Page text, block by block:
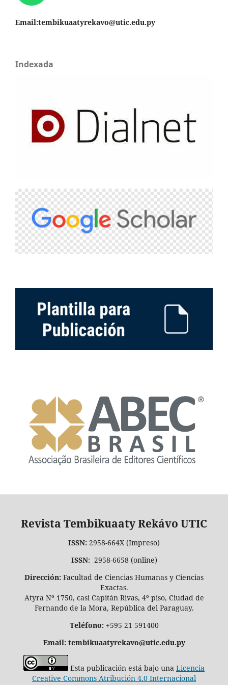
Email:tembikuaatyrekavo@utic.edu.py
Indexada
Revista Tembikuaaty Rekávo UTIC
ISSN: 2958-664X (Impreso)
ISSN: 2958-6658 (online)
Dirección: Facultad de Ciencias Humanas y Ciencias
Exactas.
Atyra Nº 1750, casi Capitán Rivas, 4º piso, Ciudad de
Fernando de la Mora, República del Paraguay.
Teléfono: +595 21 591400
Email: tembikuaatyrekavo@utic.edu.py
Esta publicación está bajo una Licencia
Creative Commons Atribución 4.0 Internacional